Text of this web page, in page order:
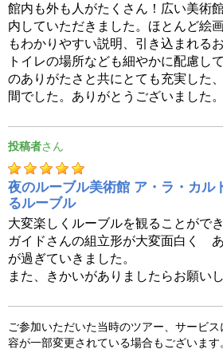
館内も外も人がたくさん！広い美術
内していただきました。ほとんど絵
もわかりやすい説明、引き込まれる
トイレの場所なども細やかに配慮し
のありがたさと共にとても充実した
間でした。ありがとうございました。
投稿者
夜のルーブル美術館 ア・ラ・カル
るルーブル
大変楽しくルーブルを観ることができ
ガイドさんの組立形が大変面白く
が過ぎていきました。
また、きかいがありましたらお願い
ご参加いただいた当時のツアー、サービ
容が一部変更されている場合もございます